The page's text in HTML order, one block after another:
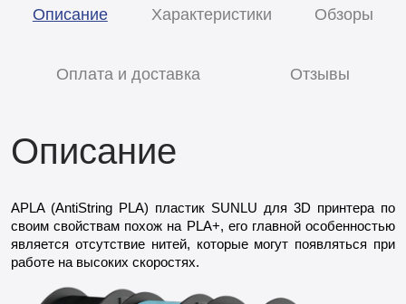
Описание Характеристики Обзоры
Оплата и доставка Отзывы
Описание
APLA (AntiString PLA) пластик SUNLU для 3D принтера по
своим свойствам похож на PLA+, его главной особенностью
является отсутствие нитей, которые могут появляться при
работе на высоких скоростях.